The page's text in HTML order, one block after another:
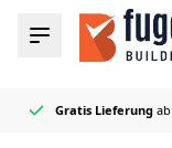
Zum Inhalt springen
Menü
Gratis Lieferung
Offizieller Mapei
50+ Fugen- &
Sehr schnellgeliefert